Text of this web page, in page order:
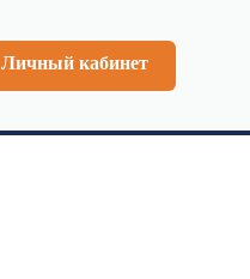
Личный кабинет